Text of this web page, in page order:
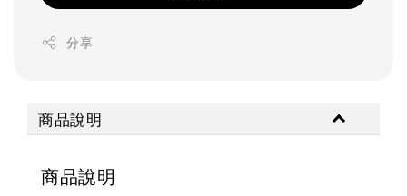
分享
商品說明
商品說明